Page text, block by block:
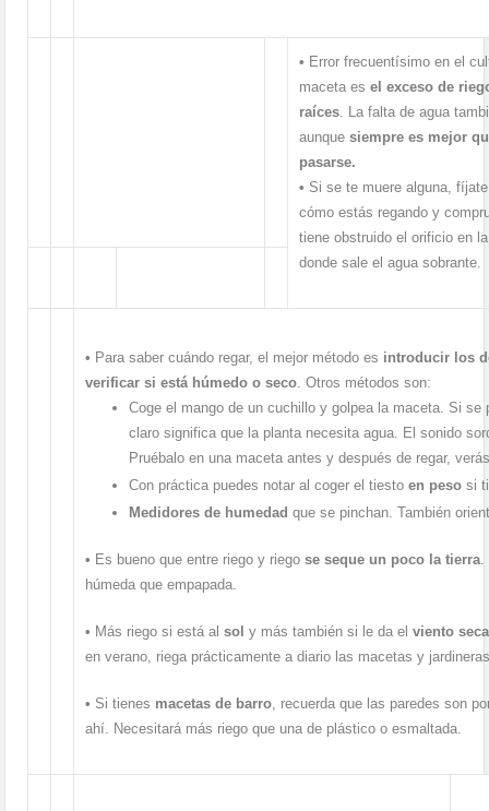
• Error frecuentísimo en el
maceta esel exceso de
raíces. La falta de agua
aunquesiempre es mejor
pasarse.
• Si se te muere alguna,
cómo estás regando y
tiene obstruido el orificio en
donde sale el agua sobrante.
• Para saber cuándo regar, el mejor método es introducir los
verificar si está húmedo o seco. Otros métodos son:
Coge el mango de un cuchillo y golpea la maceta. Si se
claro significa que la planta necesita agua. El sonido
Pruébalo en una maceta antes y después de regar,
Con práctica puedes notar al coger el tiestoen peso si
Medidores de humedad que se pinchan. También
• Es bueno que entre riego y riegose seque un poco la tierra.
húmeda que empapada.
• Más riego si está alsol y más también si le da el viento
en verano, riega prácticamente a diario las macetas y
• Si tienes macetas de barro, recuerda que las paredes son
ahí. Necesitará más riego que una de plástico o esmaltada.